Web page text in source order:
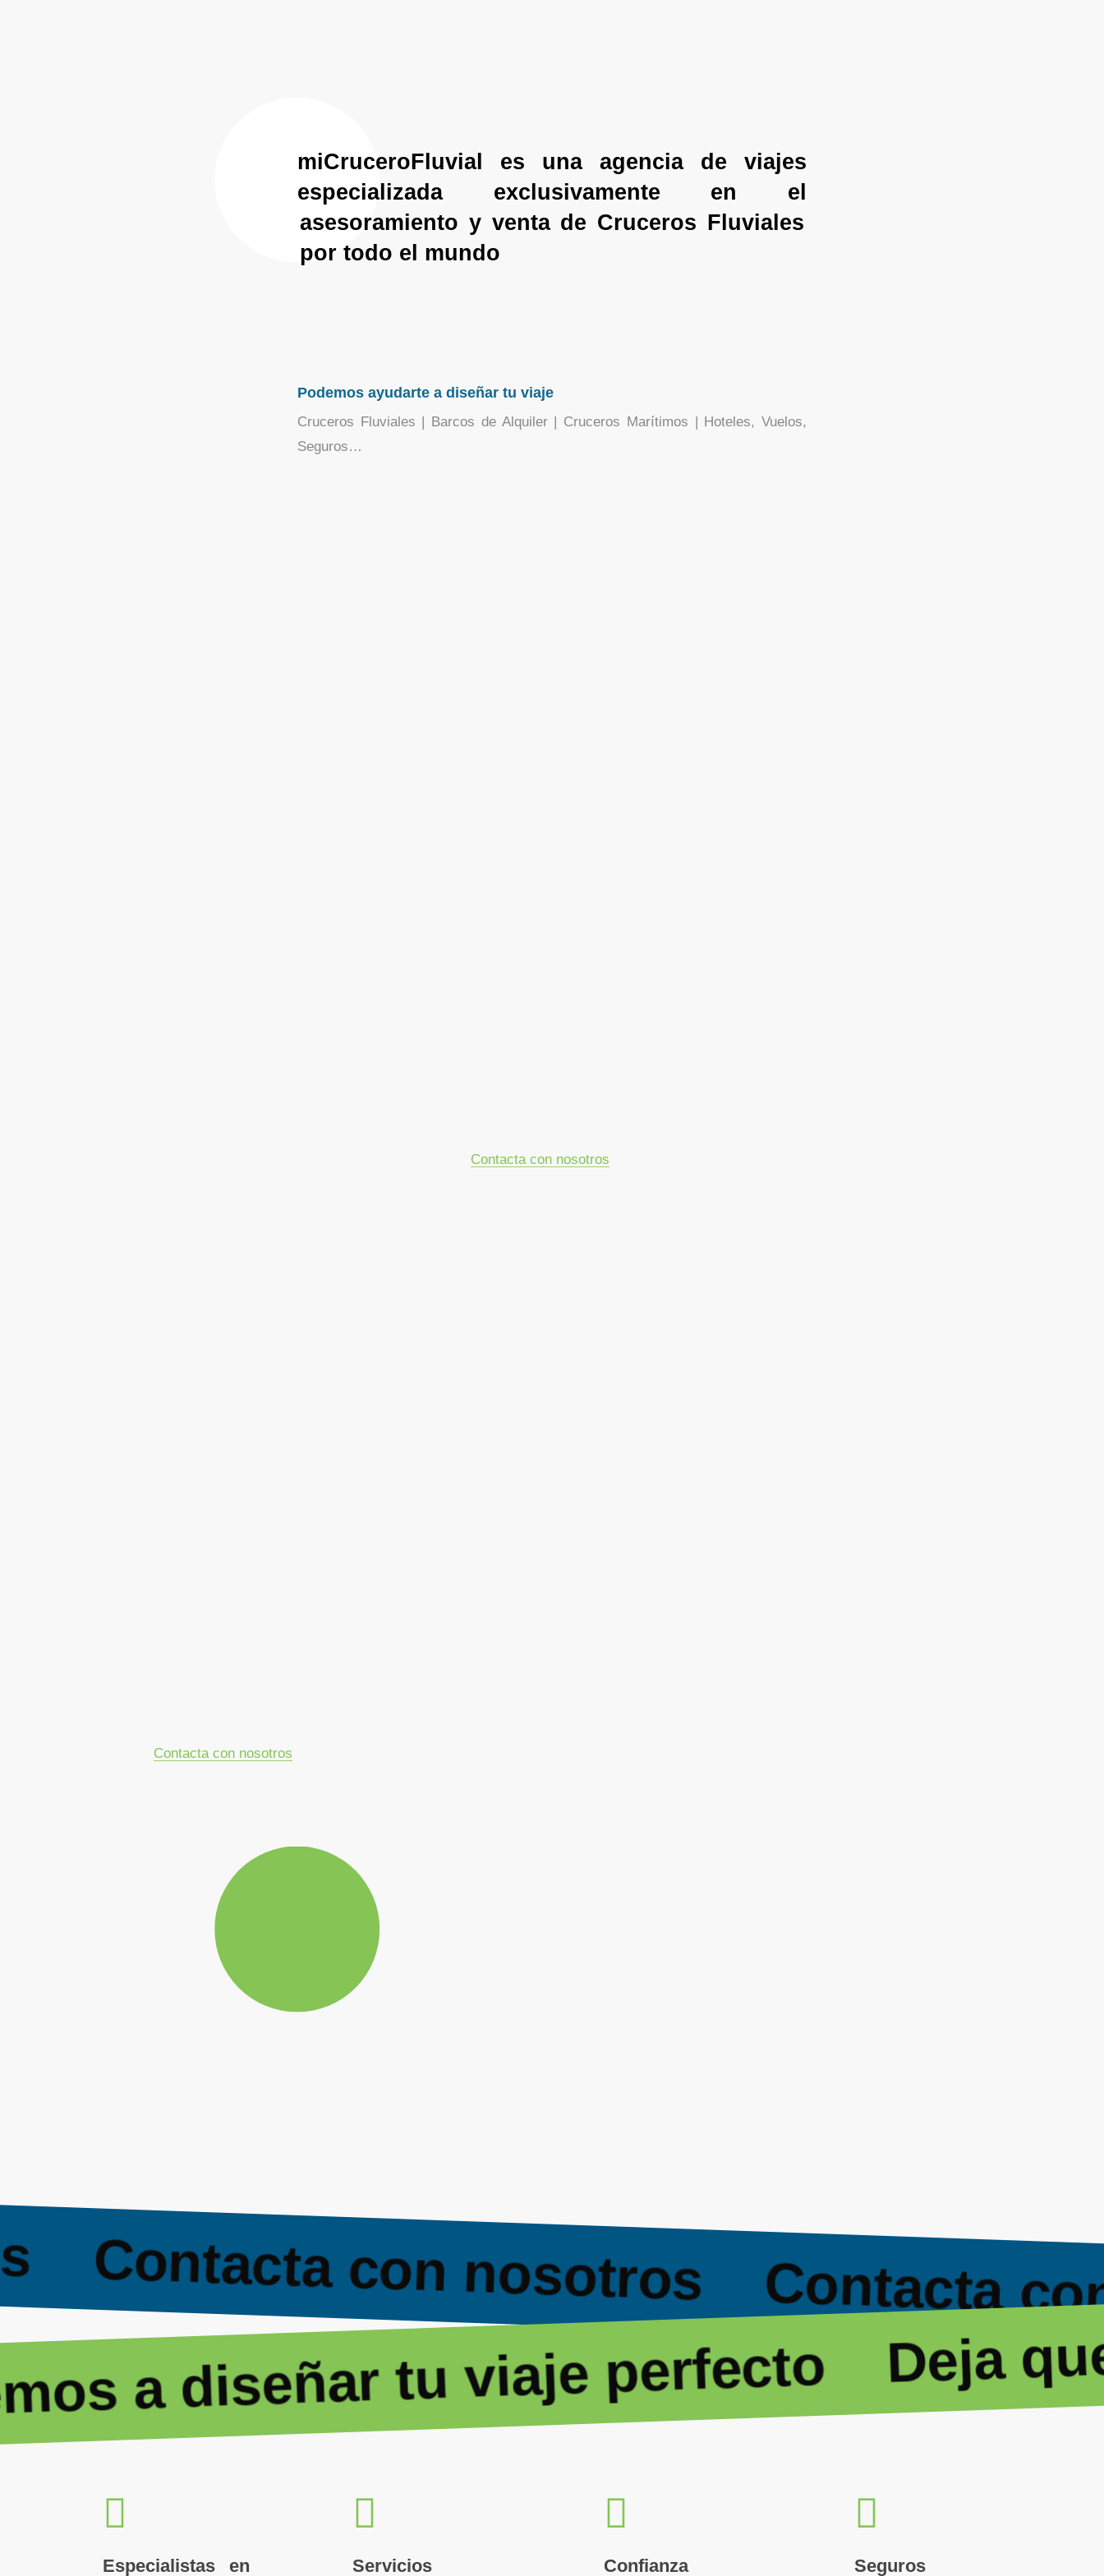
miCruceroFluvial es una agencia de viajes
especializada exclusivamente en el
asesoramiento y venta de Cruceros Fluviales
por todo el mundo
Podemos ayudarte a diseñar tu viaje
Cruceros Fluviales | Barcos de Alquiler | Cruceros Marítimos | Hoteles, Vuelos,
Seguros…
Contacta con nosotros
Contacta con nosotros
Contacta con nosotros Contacta
a diseñar tu viaje perfecto Deja
Especialistas en Servicios Confianza Seguros